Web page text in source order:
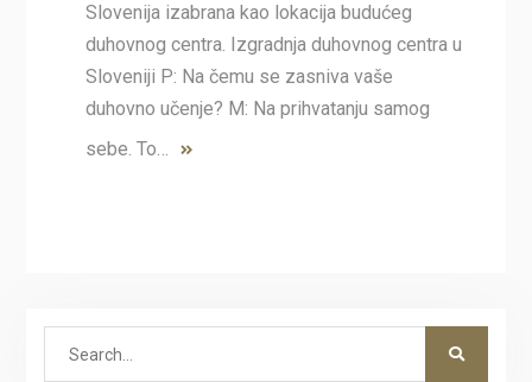
Slovenija izabrana kao lokacija budućeg
duhovnog centra. Izgradnja duhovnog centra u
Sloveniji P: Na čemu se zasniva vaše
duhovno učenje? M: Na prihvatanju samog
sebe. To…